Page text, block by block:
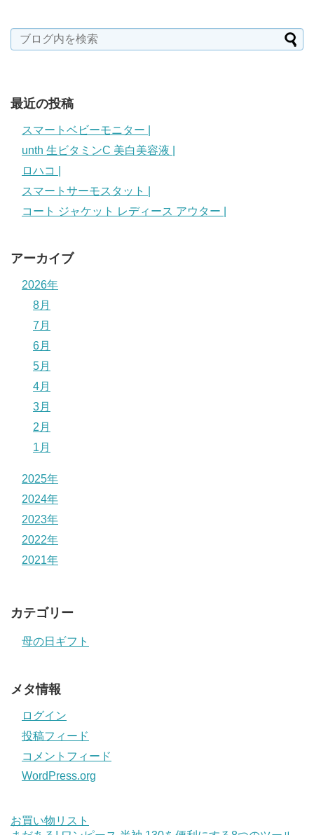
最近の投稿
スマートベビーモニター |
unth 生ビタミンC 美白美容液 |
ロハコ |
スマートサーモスタット |
コート ジャケット レディース アウター |
アーカイブ
2026年
8月
7月
6月
5月
4月
3月
2月
1月
2025年
2024年
2023年
2022年
2021年
カテゴリー
母の日ギフト
メタ情報
ログイン
投稿フィード
コメントフィード
WordPress.org
お買い物リスト